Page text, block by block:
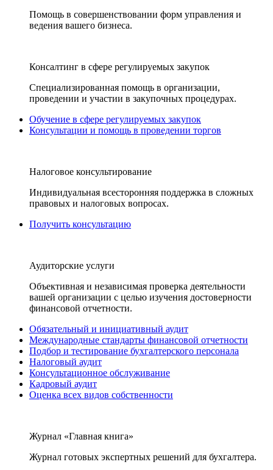
Помощь в совершенствовании форм управления и
ведения вашего бизнеса.
Консалтинг в сфере регулируемых закупок
Специализированная помощь в организации,
проведении и участии в закупочных процедурах.
Обучение в сфере регулируемых закупок
Консультации и помощь в проведении торгов
Налоговое консультирование
Индивидуальная всесторонняя поддержка в сложных
правовых и налоговых вопросах.
Получить консультацию
Аудиторские услуги
Объективная и независимая проверка деятельности
вашей организации с целью изучения достоверности
финансовой отчетности.
Обязательный и инициативный аудит
Международные стандарты финансовой отчетности
Подбор и тестирование бухгалтерского персонала
Налоговый аудит
Консультационное обслуживание
Кадровый аудит
Оценка всех видов собственности
Журнал «Главная книга»
Журнал готовых экспертных решений для бухгалтера.